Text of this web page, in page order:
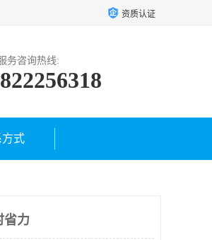
资质认证
务咨询热线:
式
省力